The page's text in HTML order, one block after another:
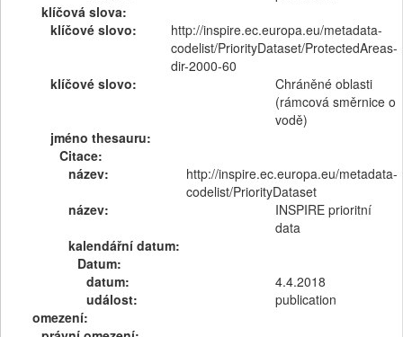
klíčová slova:
klíčové slovo:
http://inspire.ec.europa.eu/metadata-
codelist/PriorityDataset/ProtectedAreas-
dir-2000-60
klíčové slovo:
Chráněné oblasti
(rámcová směrnice o
vodě)
jméno thesauru:
Citace:
název:
http://inspire.ec.europa.eu/metadata-
codelist/PriorityDataset
název:
INSPIRE prioritní
data
kalendářní datum:
Datum:
datum:
4.4.2018
událost:
publication
omezení: